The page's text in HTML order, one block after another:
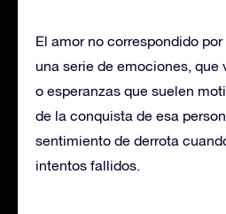
El amor no correspondido
una serie de emociones, que
o esperanzas que suelen
de la conquista de esa
sentimiento de derrota
intentos fallidos.